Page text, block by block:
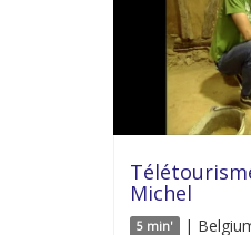
Michel
5 min' |